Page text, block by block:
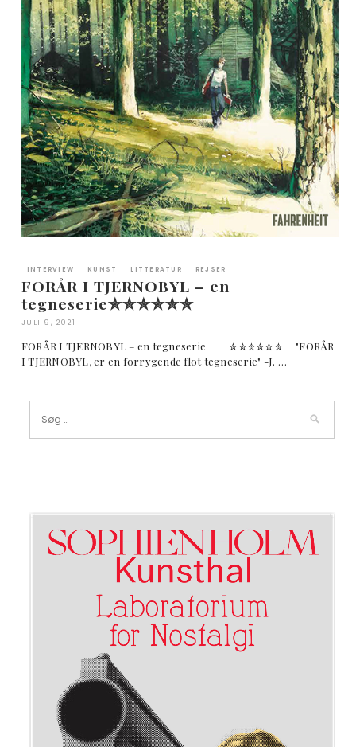
INTERVIEW KUNST LITTERATUR REJSER
FORÅR I TJERNOBYL – en
tegneserie✮✮✮✮✮✮
JULI 9, 2021
FORÅR I TJERNOBYL – en tegneserie ✮✮✮✮✮✮ "FORÅR
I TJERNOBYL, er en forrygende flot tegneserie" -J. …